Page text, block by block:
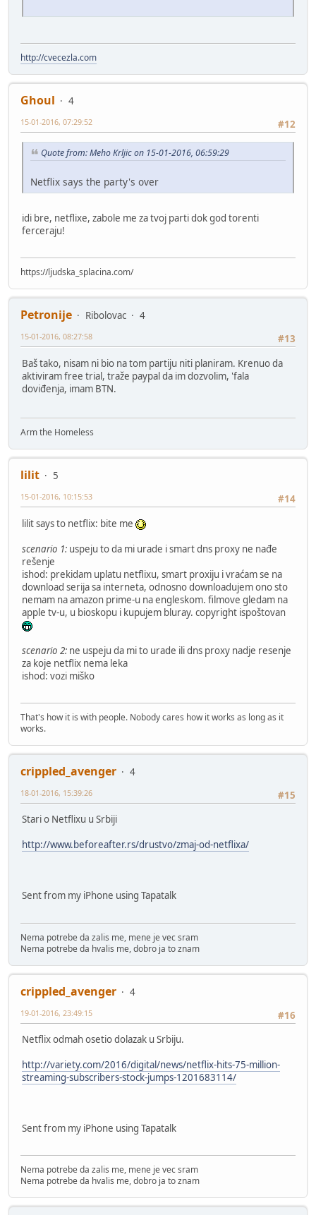
http://cvecezla.com
Ghoul
4
#12
15-01-2016, 07:29:52
Quote from: Meho Krljic on 15-01-2016, 06:59:29
Netflix says the party's over
idi bre, netflixe, zabole me za tvoj parti dok god torenti
ferceraju!
https://ljudska_splacina.com/
Petronije Ribolovac
4
#13
15-01-2016, 08:27:58
Baš tako, nisam ni bio na tom partiju niti planiram. Krenuo da
aktiviram free trial, traže paypal da im dozvolim, 'fala
doviđenja, imam BTN.
Arm the Homeless
lilit
5
#14
15-01-2016, 10:15:53
lilit says to netflix: bite me
scenario 1: uspeju to da mi urade i smart dns proxy ne nađe
rešenje
ishod: prekidam uplatu netflixu, smart proxiju i vraćam se na
download serija sa interneta, odnosno downloadujem ono sto
nemam na amazon prime-u na engleskom. filmove gledam na
apple tv-u, u bioskopu i kupujem bluray. copyright ispoštovan
scenario 2: ne uspeju da mi to urade ili dns proxy nadje resenje
za koje netflix nema leka
ishod: vozi miško
That's how it is with people. Nobody cares how it works as long as it
works.
crippled_avenger
4
#15
18-01-2016, 15:39:26
Stari o Netflixu u Srbiji
http://www.beforeafter.rs/drustvo/zmaj-od-netflixa/
Sent from my iPhone using Tapatalk
Nema potrebe da zalis me, mene je vec sram
Nema potrebe da hvalis me, dobro ja to znam
crippled_avenger
4
#16
19-01-2016, 23:49:15
Netflix odmah osetio dolazak u Srbiju.
http://variety.com/2016/digital/news/netflix-hits-75-million-
streaming-subscribers-stock-jumps-1201683114/
Sent from my iPhone using Tapatalk
Nema potrebe da zalis me, mene je vec sram
Nema potrebe da hvalis me, dobro ja to znam